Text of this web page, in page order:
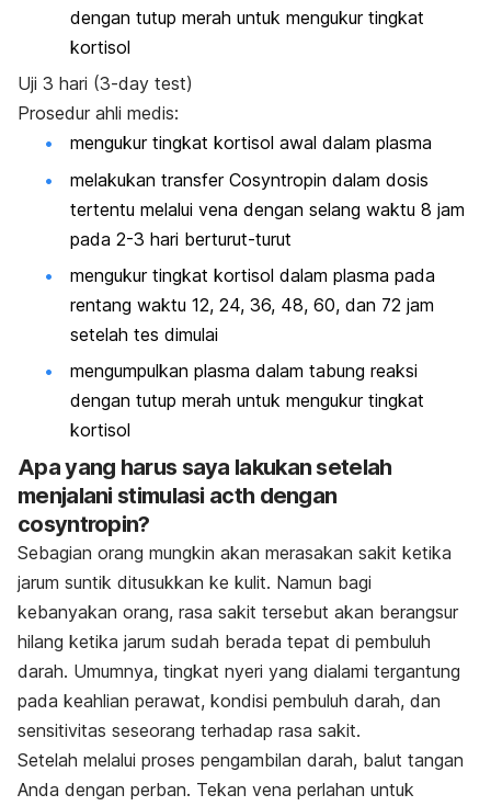
dengan tutup merah untuk mengukur tingkat
kortisol
Uji 3 hari (3-day test)
Prosedur ahli medis:
mengukur tingkat kortisol awal dalam plasma
melakukan transfer Cosyntropin dalam dosis
tertentu melalui vena dengan selang waktu 8 jam
pada 2-3 hari berturut-turut
mengukur tingkat kortisol dalam plasma pada
rentang waktu 12, 24, 36, 48, 60, dan 72 jam
setelah tes dimulai
mengumpulkan plasma dalam tabung reaksi
dengan tutup merah untuk mengukur tingkat
kortisol
Apa yang harus saya lakukan setelah
menjalani stimulasi acth dengan
cosyntropin?
Sebagian orang mungkin akan merasakan sakit ketika
jarum suntik ditusukkan ke kulit. Namun bagi
kebanyakan orang, rasa sakit tersebut akan berangsur
hilang ketika jarum sudah berada tepat di pembuluh
darah. Umumnya, tingkat nyeri yang dialami tergantung
pada keahlian perawat, kondisi pembuluh darah, dan
sensitivitas seseorang terhadap rasa sakit.
Setelah melalui proses pengambilan darah, balut tangan
Anda dengan perban. Tekan vena perlahan untuk